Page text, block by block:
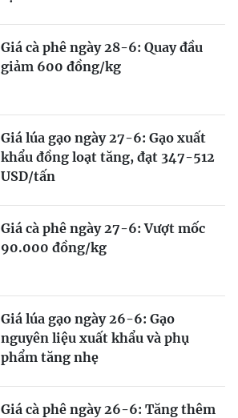
Giá cà phê ngày 28-6: Quay đầu
giảm 600 đồng/kg
Giá lúa gạo ngày 27-6: Gạo xuất
khẩu đồng loạt tăng, đạt 347-512
USD/tấn
Giá cà phê ngày 27-6: Vượt mốc
90.000 đồng/kg
Giá lúa gạo ngày 26-6: Gạo
nguyên liệu xuất khẩu và phụ
phẩm tăng nhẹ
Giá cà phê ngày 26-6: Tăng thêm